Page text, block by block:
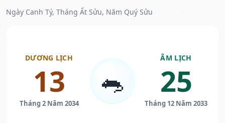
Ngày Canh Tý, Tháng Ất Sửu, Năm Quý Sửu
DƯƠNG LỊCH
13
Tháng 2 Năm 2034
🐀
ÂM LỊCH
25
Tháng 12 Năm 2033